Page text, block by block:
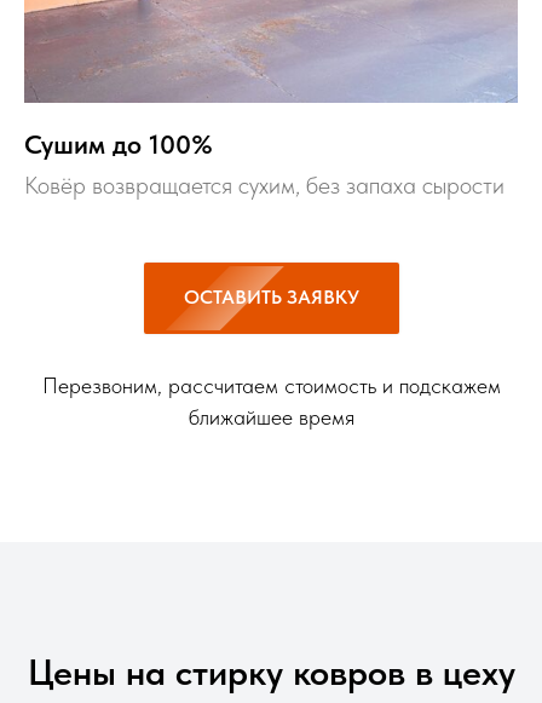
Сушим до 100%
Ковёр возвращается сухим, без запаха сырости
ОСТАВИТЬ ЗАЯВКУ
Перезвоним, рассчитаем стоимость и подскажем
ближайшее время
Цены на стирку ковров в цеху